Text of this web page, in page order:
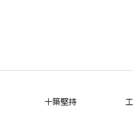
十築堅持